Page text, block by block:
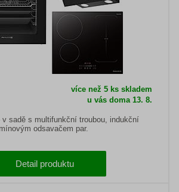
více než 5 ks skladem
u vás doma 13. 8.
sadě s multifunkční troubou, indukční
odsavačem par.
Detail produktu